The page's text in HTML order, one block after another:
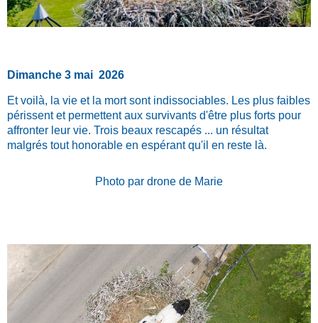
Dimanche 3 mai 2026
Et voilà, la vie et la mort sont indissociables. Les plus faibles
périssent et permettent aux survivants d'être plus forts pour
affronter leur vie. Trois beaux rescapés ... un résultat
malgrés tout honorable en espérant qu'il en reste là.
Photo par drone de Marie